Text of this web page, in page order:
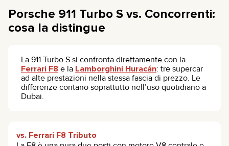
Porsche 911 Turbo S vs. Concorrenti:
cosa la distingue
La 911 Turbo S si confronta direttamente con la
Ferrari F8 e la Lamborghini Huracán: tre supercar
ad alte prestazioni nella stessa fascia di prezzo. Le
differenze contano soprattutto nell’uso quotidiano a
Dubai.
vs. Ferrari F8 Tributo